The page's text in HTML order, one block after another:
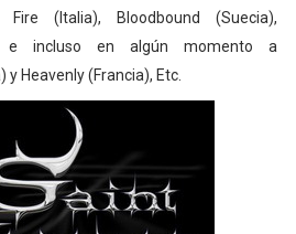
(Italia), Bloodbound (Suecia),
e incluso en algún momento a
Heavenly (Francia), Etc.